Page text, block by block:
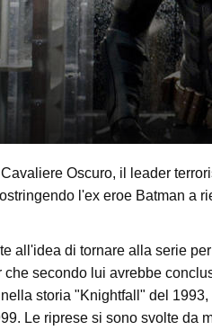
Oscuro, il leader
l'ex eroe Batman a
all'idea di tornare alla serie
che secondo lui avrebbe
storia "Knightfall" del
Le riprese si sono svolte da